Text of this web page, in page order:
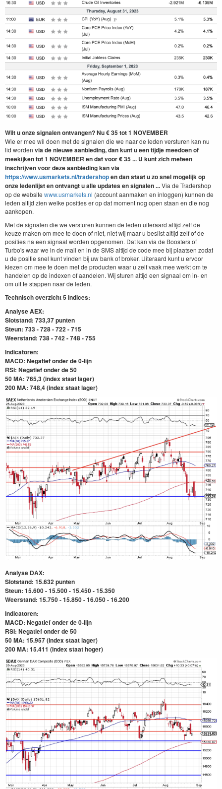
Wilt u onze signalen ontvangen? Nu € 35 tot 1 NOVEMBER
Wie er mee wil doen met de signalen die we naar de leden versturen kan nu
lid worden via de nieuwe aanbieding, dan kunt u een tijdje meedoen of
meekijken tot 1 NOVEMBER en datvoor € 35 ... U kunt zich meteen
inschrijven voor deze aanbieding kan via
https://www.usmarkets.nl/tradershopen dan staat u zo snel mogelijk op
onze ledenlijst en ontvangt u alle updates en signalen ...Via de Tradershop
op de website www.usmarkets.nl (account aanmaken en inloggen) kunnen de
leden altijd zien welke posities er op dat moment nog open staan en die nog
aankopen.
Met de signalen die we versturen kunnen de leden uiteraard altijd zelf de
keuze maken om mee te doen of niet, niet wij maar u beslist altijd zelf of de
posities na een signaal worden opgenomen. Dat kan via de Boosters of
Turbo's waar we in de mail en in de SMS altijd de code mee bij plaatsen zodat
u de positie snel kunt vinden bij uw bank of broker. Uiteraard kunt u ervoor
kiezen om mee te doen met de producten waar u zelf vaak mee werkt om te
handelen op de indexen of aandelen. Wij sturen altijd een signaal om in- en
om uit te stappen naar de leden.
Technisch overzicht 5 indices:
Analyse AEX:
Slotstand: 733,37 punten
Steun: 733 - 728 - 722 - 715
Weerstand: 738 - 742 - 748 - 755
Indicatoren:
MACD: Negatief onderde 0-lijn
RSI: Negatief onder de 50
50 MA: 765,3 (index staat lager)
200 MA: 748,4(index staat lager)
Analyse DAX:
Slotstand: 15.632 punten
Steun: 15.600 - 15.500 - 15.450 - 15.350
Weerstand: 15.750 - 15.850 - 16.050 - 16.200
Indicatoren:
MACD: Negatief onder de 0-lijn
RSI: Negatief onder de 50
50 MA: 15.957 (index staat lager)
200 MA: 15.411 (index staat hoger)